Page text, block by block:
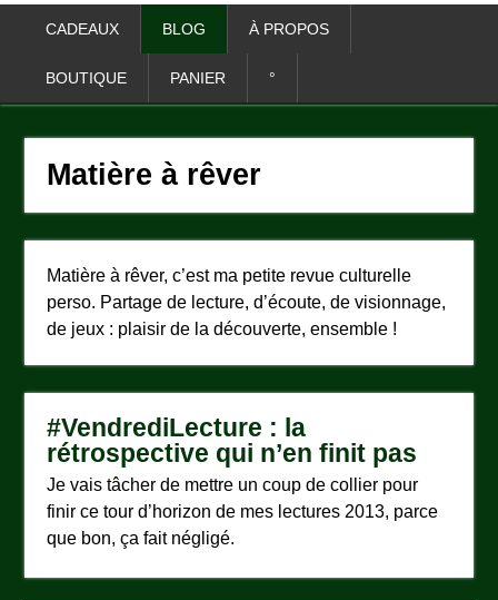
CADEAUX BLOG À PROPOS
BOUTIQUE PANIER °
Matière à rêver
Matière à rêver, c’est ma petite revue culturelle
perso. Partage de lecture, d’écoute, de visionnage,
de jeux : plaisir de la découverte, ensemble !
#VendrediLecture : la
rétrospective qui n’en finit pas
Je vais tâcher de mettre un coup de collier pour
finir ce tour d’horizon de mes lectures 2013, parce
que bon, ça fait négligé.